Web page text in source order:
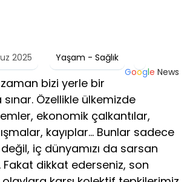
2025
Yaşam - Sağlık
Google News
bizi yerle bir
Özellikle ülkemizde
ekonomik çalkantılar,
kayıplar… Bunlar sadece
değil, iç dünyamızı da sarsan
dikkat ederseniz, son